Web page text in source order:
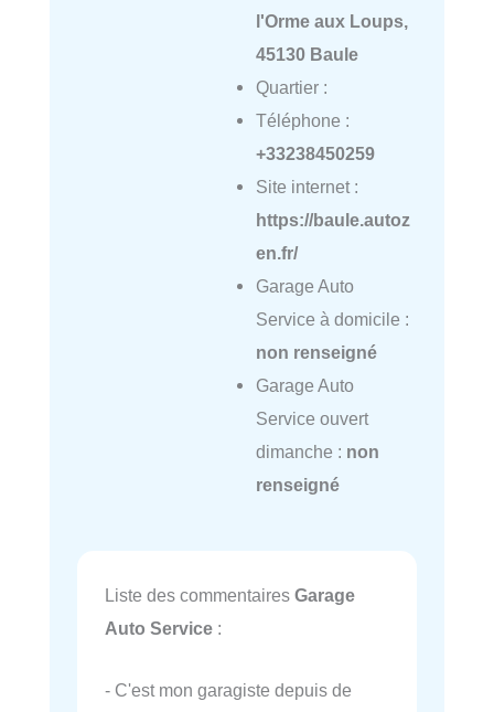
l'Orme aux Loups,
45130 Baule
Quartier :
Téléphone :
+33238450259
Site internet :
https://baule.autoz
en.fr/
Garage Auto
Service à domicile :
non renseigné
Garage Auto
Service ouvert
dimanche : non
renseigné
Liste des commentaires Garage
Auto Service :
- C'est mon garagiste depuis de